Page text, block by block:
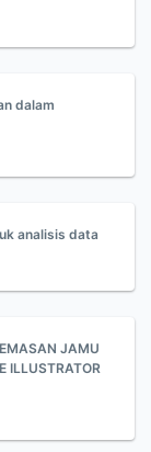
dalam
analisis data
JAMU
ILLUSTRATOR